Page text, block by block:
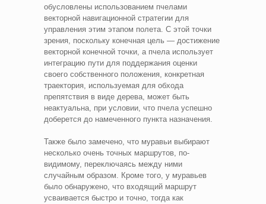
обусловлены использованием пчелами
векторной навигационной стратегии для
управления этим этапом полета. С этой точки
зрения, поскольку конечная цель — достижение
векторной конечной точки, а пчела использует
интеграцию пути для поддержания оценки
своего собственного положения, конкретная
траектория, используемая для обхода
препятствия в виде дерева, может быть
неактуальна, при условии, что пчела успешно
доберется до намеченного пункта назначения.
Также было замечено, что муравьи выбирают
несколько очень точных маршрутов, по-
видимому, переключаясь между ними
случайным образом. Кроме того, у муравьев
было обнаружено, что входящий маршрут
усваивается быстро и точно, тогда как